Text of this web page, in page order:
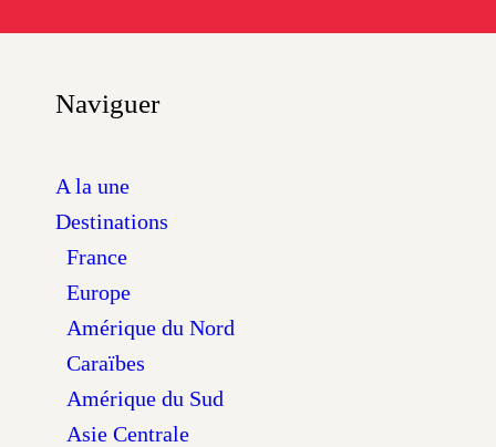
Naviguer
A la une
Destinations
France
Europe
Amérique du Nord
Caraïbes
Amérique du Sud
Asie Centrale